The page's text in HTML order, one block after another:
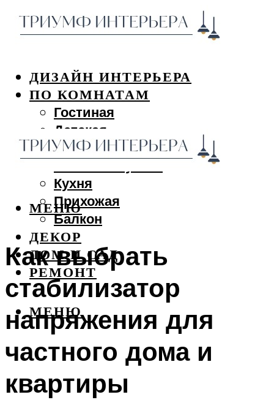
ДИЗАЙН ИНТЕРЬЕРА
ПО КОМНАТАМ
Гостиная
Детская
Спальня
Кухня
Прихожая
Балкон
ДЕКОР
ДОМ И САД
РЕМОНТ
МЕНЮ
МЕНЮ
Как выбрать
стабилизатор
напряжения для
частного дома и
квартиры